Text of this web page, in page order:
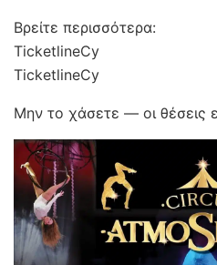
Βρείτε περισσότερα:
TicketlineCy
TicketlineCy
Μην το χάσετε — οι θέσεις